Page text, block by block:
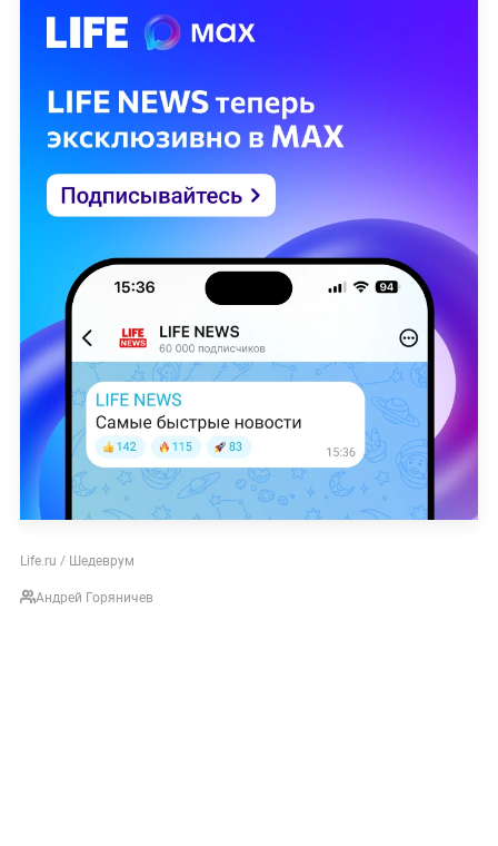
Life.ru / Шедеврум
Андрей Горяничев